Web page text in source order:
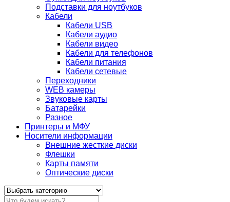
Подставки для ноутбуков
Кабели
Кабели USB
Кабели аудио
Кабели видео
Кабели для телефонов
Кабели питания
Кабели сетевые
Переходники
WEB камеры
Звуковые карты
Батарейки
Разное
Принтеры и МФУ
Носители информации
Внешние жесткие диски
Флешки
Карты памяти
Оптические диски